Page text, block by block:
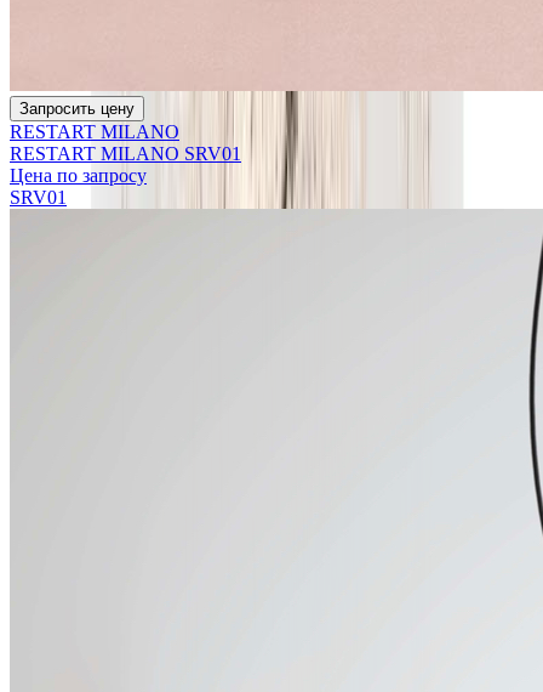
Запросить цену
RESTART MILANO
RESTART MILANO SRV01
Цена по запросу
SRV01